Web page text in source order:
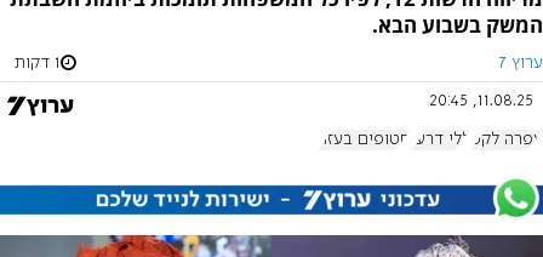
המשק בשבוע הבא.
ערוץ 7 1 דקות
11.08.25, 20:45
עפרה לקס ללי דרעי חטופים בעזה